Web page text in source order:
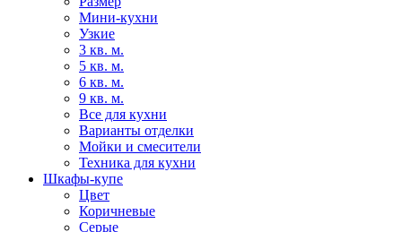
Мини-кухни
Узкие
3 кв. м.
5 кв. м.
6 кв. м.
9 кв. м.
Все для кухни
Варианты отделки
Мойки и смесители
Техника для кухни
Шкафы-купе
Цвет
Коричневые
Серые